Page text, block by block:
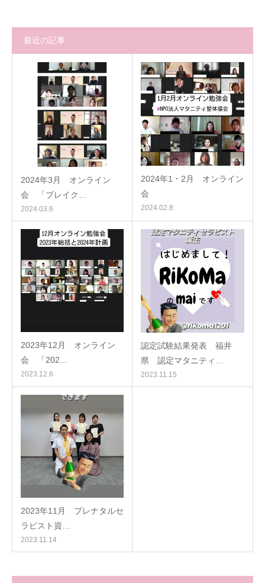
最近の記事
2024年3月 オンライン
会 「ブレイク…
2024.03.6
2024年1・2月 オンライン
会
2024.02.8
2023年12月 オンライン
会 「202…
2023.12.6
認定試験結果発表 福井
県 認定マタニティ…
2023.11.15
2023年11月 プレナタルセ
ラピスト資…
2023.11.14